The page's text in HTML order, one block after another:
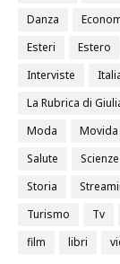
Danza
Esteri
Estero
Interviste
La Rubrica di
Moda
Movida
Salute
Scienze
Storia
Turismo
Tv
film
libri